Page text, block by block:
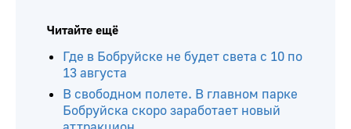
Читайте ещё
Где в Бобруйске не будет света с 10 по
13 августа
В свободном полете. В главном парке
Бобруйска скоро заработает новый